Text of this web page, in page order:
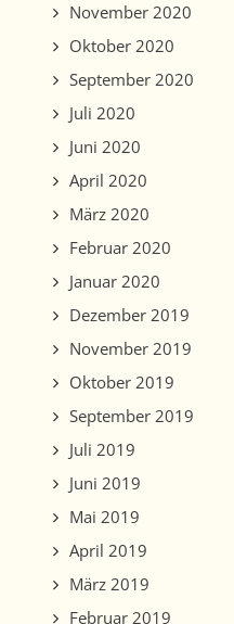
November 2020
Oktober 2020
September 2020
Juli 2020
Juni 2020
April 2020
März 2020
Februar 2020
Januar 2020
Dezember 2019
November 2019
Oktober 2019
September 2019
Juli 2019
Juni 2019
Mai 2019
April 2019
März 2019
Februar 2019